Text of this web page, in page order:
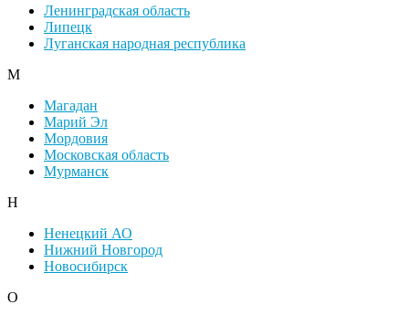
Ленинградская область
Липецк
Луганская народная республика
М
Магадан
Марий Эл
Мордовия
Московская область
Мурманск
Н
Ненецкий АО
Нижний Новгород
Новосибирск
О